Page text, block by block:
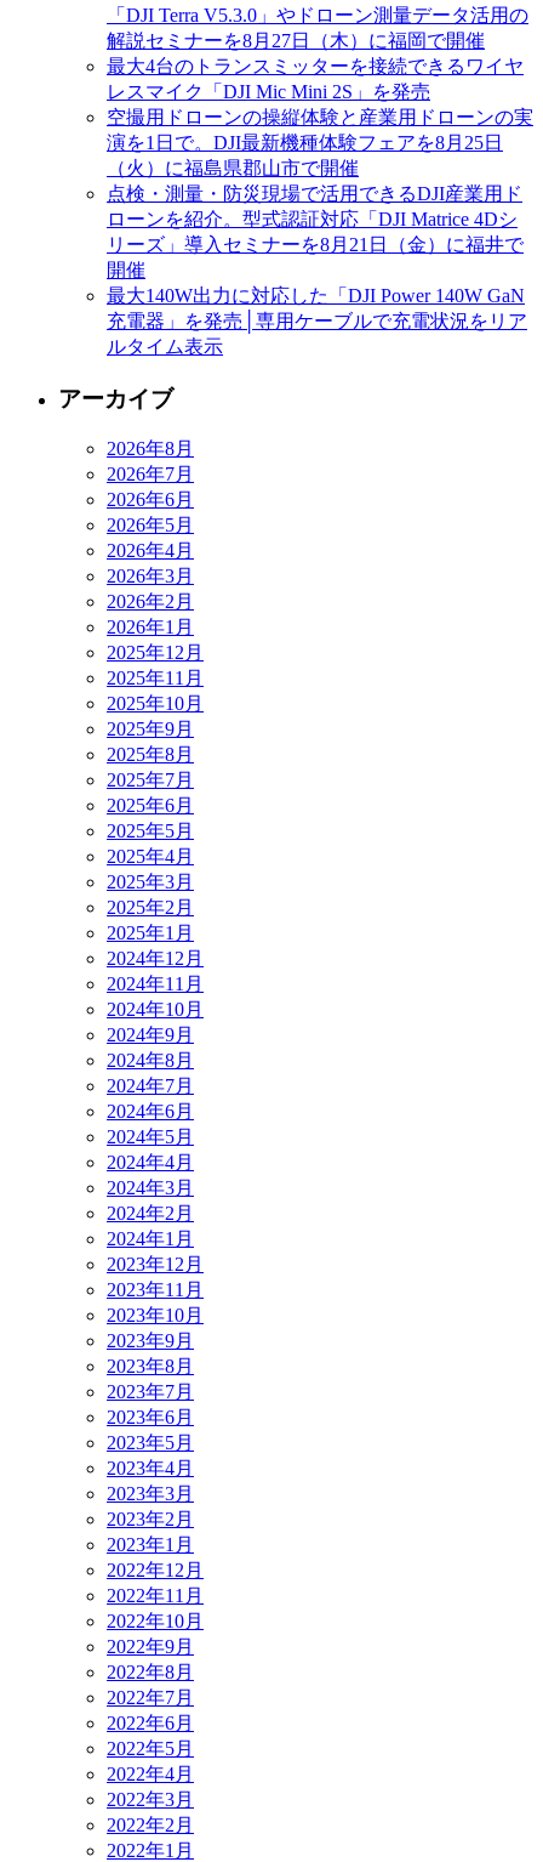
「DJI Terra V5.3.0」やドローン測量データ活用の
解説セミナーを8月27日（木）に福岡で開催
最大4台のトランスミッターを接続できるワイヤ
レスマイク「DJI Mic Mini 2S」を発売
空撮用ドローンの操縦体験と産業用ドローンの実
演を1日で。DJI最新機種体験フェアを8月25日
（火）に福島県郡山市で開催
点検・測量・防災現場で活用できるDJI産業用ド
ローンを紹介。型式認証対応「DJI Matrice 4Dシ
リーズ」導入セミナーを8月21日（金）に福井で
開催
最大140W出力に対応した「DJI Power 140W GaN
充電器」を発売│専用ケーブルで充電状況をリア
ルタイム表示
アーカイブ
2026年8月
2026年7月
2026年6月
2026年5月
2026年4月
2026年3月
2026年2月
2026年1月
2025年12月
2025年11月
2025年10月
2025年9月
2025年8月
2025年7月
2025年6月
2025年5月
2025年4月
2025年3月
2025年2月
2025年1月
2024年12月
2024年11月
2024年10月
2024年9月
2024年8月
2024年7月
2024年6月
2024年5月
2024年4月
2024年3月
2024年2月
2024年1月
2023年12月
2023年11月
2023年10月
2023年9月
2023年8月
2023年7月
2023年6月
2023年5月
2023年4月
2023年3月
2023年2月
2023年1月
2022年12月
2022年11月
2022年10月
2022年9月
2022年8月
2022年7月
2022年6月
2022年5月
2022年4月
2022年3月
2022年2月
2022年1月